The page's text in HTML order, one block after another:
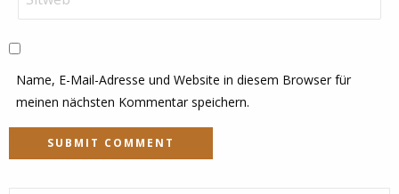
Name, E-Mail-Adresse und Website in diesem Browser für
meinen nächsten Kommentar speichern.